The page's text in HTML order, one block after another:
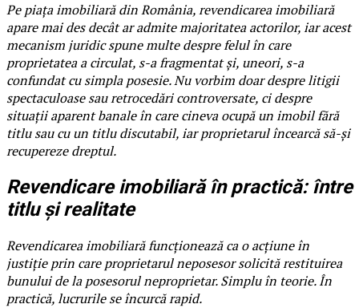
Pe piața imobiliară din România, revendicarea imobiliară
apare mai des decât ar admite majoritatea actorilor, iar acest
mecanism juridic spune multe despre felul în care
proprietatea a circulat, s-a fragmentat și, uneori, s-a
confundat cu simpla posesie. Nu vorbim doar despre litigii
spectaculoase sau retrocedări controversate, ci despre
situații aparent banale în care cineva ocupă un imobil fără
titlu sau cu un titlu discutabil, iar proprietarul încearcă să-și
recupereze dreptul.
Revendicare imobiliară în practică: între
titlu și realitate
Revendicarea imobiliară funcționează ca o acțiune în
justiție prin care proprietarul neposesor solicită restituirea
bunului de la posesorul neproprietar. Simplu în teorie. În
practică, lucrurile se încurcă rapid.